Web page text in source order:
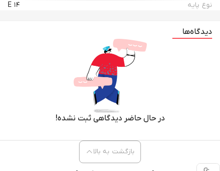
درنتیجه گرمای بسیار پاک و مطلوب ایجاد می کند.
توان این لامپ 40 وات واقعی بوده و در ساخت آن از جیوه ی بسیار با کیفیت
بنابراین میتوانید از سلامت نور و گرمای تولید شده به وسیله آن مطمئن باشید.
کیفیت و تنوع رنگ و نوع حباب آن در نوع خود بینظیر است.
نوع پایه
E ۱۴
دیدگاه‌ها
در حال حاضر دیدگاهی ثبت نشده!
بازگشت به بالا